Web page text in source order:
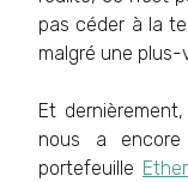
pas céder à la
malgré une
Et
nous a
portefeuille